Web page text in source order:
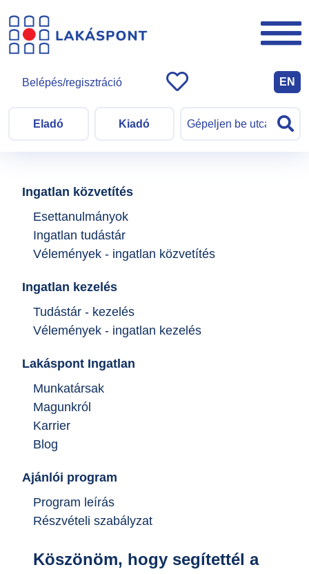
Eladó Kiadó
Belépés/regisztráció EN
Ingatlan közvetítés
Esettanulmányok
Ingatlan tudástár
Vélemények - ingatlan közvetítés
Ingatlan kezelés
Tudástár - kezelés
Vélemények - ingatlan kezelés
Lakáspont Ingatlan
Munkatársak
Magunkról
Karrier
Blog
Ajánlói program
Program leírás
Részvételi szabályzat
Köszönöm, hogy segítettél a